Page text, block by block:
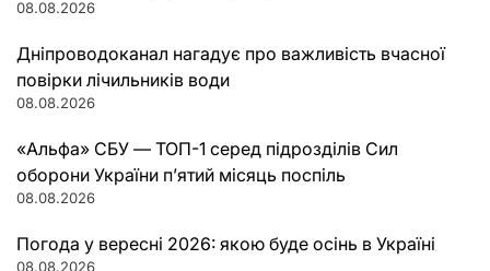
08.08.2026
Дніпроводоканал нагадує про важливість вчасної
повірки лічильників води
08.08.2026
«Альфа» СБУ — ТОП-1 серед підрозділів Сил
оборони України п’ятий місяць поспіль
08.08.2026
Погода у вересні 2026: якою буде осінь в Україні
08.08.2026